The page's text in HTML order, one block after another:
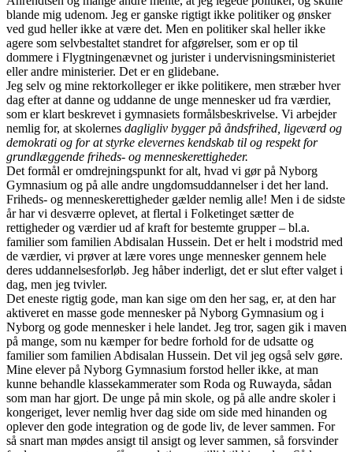
blande mig udenom. Jeg er ganske rigtigt ikke politiker og ønsker
ved gud heller ikke at være det. Men en politiker skal heller ikke
agere som selvbestaltet standret for afgørelser, som er op til
dommere i Flygtningenævnet og jurister i undervisningsministeriet
eller andre ministerier. Det er en glidebane.
Jeg selv og mine rektorkolleger er ikke politikere, men stræber hver
dag efter at danne og uddanne de unge mennesker ud fra værdier,
som er klart beskrevet i gymnasiets formålsbeskrivelse. Vi arbejder
nemlig for, at skolernes dagligliv bygger på åndsfrihed, ligeværd og
demokrati og for at styrke elevernes kendskab til og respekt for
grundlæggende friheds- og menneskerettigheder.
Det formål er omdrejningspunkt for alt, hvad vi gør på Nyborg
Gymnasium og på alle andre ungdomsuddannelser i det her land.
Friheds- og menneskerettigheder gælder nemlig alle! Men i de sidste
år har vi desværre oplevet, at flertal i Folketinget sætter de
rettigheder og værdier ud af kraft for bestemte grupper – bl.a.
familier som familien Abdisalan Hussein. Det er helt i modstrid med
de værdier, vi prøver at lære vores unge mennesker gennem hele
deres uddannelsesforløb. Jeg håber inderligt, det er slut efter valget i
dag, men jeg tvivler.
Det eneste rigtig gode, man kan sige om den her sag, er, at den har
aktiveret en masse gode mennesker på Nyborg Gymnasium og i
Nyborg og gode mennesker i hele landet. Jeg tror, sagen gik i maven
på mange, som nu kæmper for bedre forhold for de udsatte og
familier som familien Abdisalan Hussein. Det vil jeg også selv gøre.
Mine elever på Nyborg Gymnasium forstod heller ikke, at man
kunne behandle klassekammerater som Roda og Ruwayda, sådan
som man har gjort. De unge på min skole, og på alle andre skoler i
kongeriget, lever nemlig hver dag side om side med hinanden og
oplever den gode integration og de gode liv, de lever sammen. For
så snart man mødes ansigt til ansigt og lever sammen, så forsvinder